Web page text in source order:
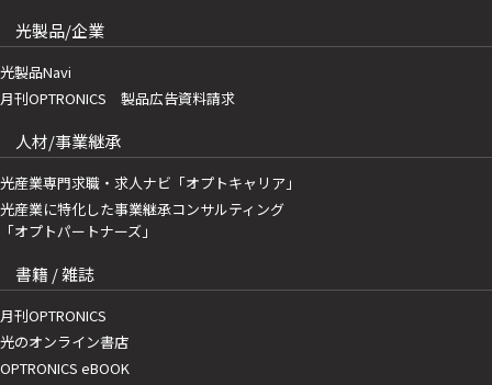
光製品/企業
光製品Navi
月刊OPTRONICS 製品広告資料請求
人材/事業継承
光産業専門求職・求人ナビ「オプトキャリア」
光産業に特化した事業継承コンサルティング
「オプトパートナーズ」
書籍 / 雑誌
月刊OPTRONICS
光のオンライン書店
OPTRONICS eBOOK